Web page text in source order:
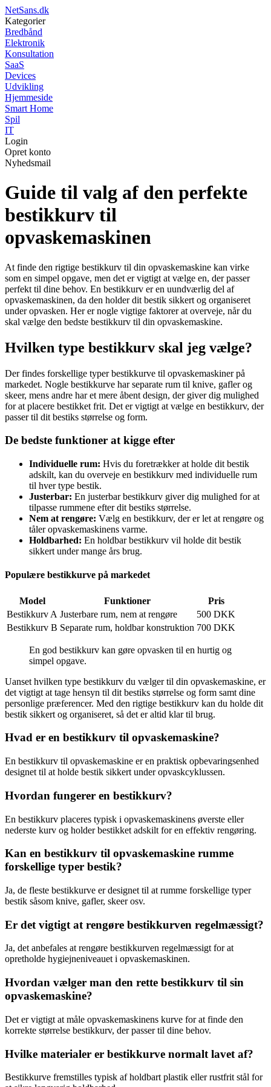
NetSans.dk
Kategorier
Bredbånd
Elektronik
Konsultation
SaaS
Devices
Udvikling
Hjemmeside
Smart Home
Spil
IT
Login
Opret konto
Nyhedsmail
Guide til valg af den perfekte
bestikkurv til
opvaskemaskinen
At finde den rigtige bestikkurv til din opvaskemaskine kan virke
som en simpel opgave, men det er vigtigt at vælge en, der passer
perfekt til dine behov. En bestikkurv er en uundværlig del af
opvaskemaskinen, da den holder dit bestik sikkert og organiseret
under opvasken. Her er nogle vigtige faktorer at overveje, når du
skal vælge den bedste bestikkurv til din opvaskemaskine.
Hvilken type bestikkurv skal jeg vælge?
Der findes forskellige typer bestikkurve til opvaskemaskiner på
markedet. Nogle bestikkurve har separate rum til knive, gafler og
skeer, mens andre har et mere åbent design, der giver dig mulighed
for at placere bestikket frit. Det er vigtigt at vælge en bestikkurv, der
passer til dit bestiks størrelse og form.
De bedste funktioner at kigge efter
Individuelle rum: Hvis du foretrækker at holde dit bestik
adskilt, kan du overveje en bestikkurv med individuelle rum
til hver type bestik.
Justerbar: En justerbar bestikkurv giver dig mulighed for at
tilpasse rummene efter dit bestiks størrelse.
Nem at rengøre: Vælg en bestikkurv, der er let at rengøre og
tåler opvaskemaskinens varme.
Holdbarhed: En holdbar bestikkurv vil holde dit bestik
sikkert under mange års brug.
Populære bestikkurve på markedet
Model Funktioner
Pris
Bestikkurv A Justerbare rum, nem at rengøre
500 DKK
Bestikkurv B Separate rum, holdbar konstruktion 700 DKK
En god bestikkurv kan gøre opvasken til en hurtig og
simpel opgave.
Uanset hvilken type bestikkurv du vælger til din opvaskemaskine, er
det vigtigt at tage hensyn til dit bestiks størrelse og form samt dine
personlige præferencer. Med den rigtige bestikkurv kan du holde dit
bestik sikkert og organiseret, så det er altid klar til brug.
Hvad er en bestikkurv til opvaskemaskine?
En bestikkurv til opvaskemaskine er en praktisk opbevaringsenhed
designet til at holde bestik sikkert under opvaskcyklussen.
Hvordan fungerer en bestikkurv?
En bestikkurv placeres typisk i opvaskemaskinens øverste eller
nederste kurv og holder bestikket adskilt for en effektiv rengøring.
Kan en bestikkurv til opvaskemaskine rumme
forskellige typer bestik?
Ja, de fleste bestikkurve er designet til at rumme forskellige typer
bestik såsom knive, gafler, skeer osv.
Er det vigtigt at rengøre bestikkurven regelmæssigt?
Ja, det anbefales at rengøre bestikkurven regelmæssigt for at
opretholde hygiejneniveauet i opvaskemaskinen.
Hvordan vælger man den rette bestikkurv til sin
opvaskemaskine?
Det er vigtigt at måle opvaskemaskinens kurve for at finde den
korrekte størrelse bestikkurv, der passer til dine behov.
Hvilke materialer er bestikkurve normalt lavet af?
Bestikkurve fremstilles typisk af holdbart plastik eller rustfrit stål for